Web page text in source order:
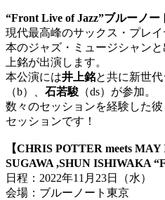
“Front Live of Jazz”ブルーノ
現代最高峰のサックス・プレイ
本のジャズ・ミュージシャン
上銘が出演します。
本公演には井上銘と共に新世
（b）、 石若駿 （ds）が参加。
数々のセッションを経験した
セッションです！
【CHRIS POTTER meets
SUGAWA ,SHUN ISHIWAKA
日程：2022年11月23日（水）
会場：ブルーノート東京